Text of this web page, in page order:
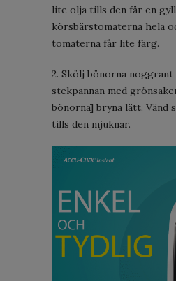
lite olja tills den får en
körsbärstomaterna hela
tomaterna får lite färg.
2. Skölj bönorna
stekpannan med
bönorna] bryna lätt. Vänd
tills den mjuknar.